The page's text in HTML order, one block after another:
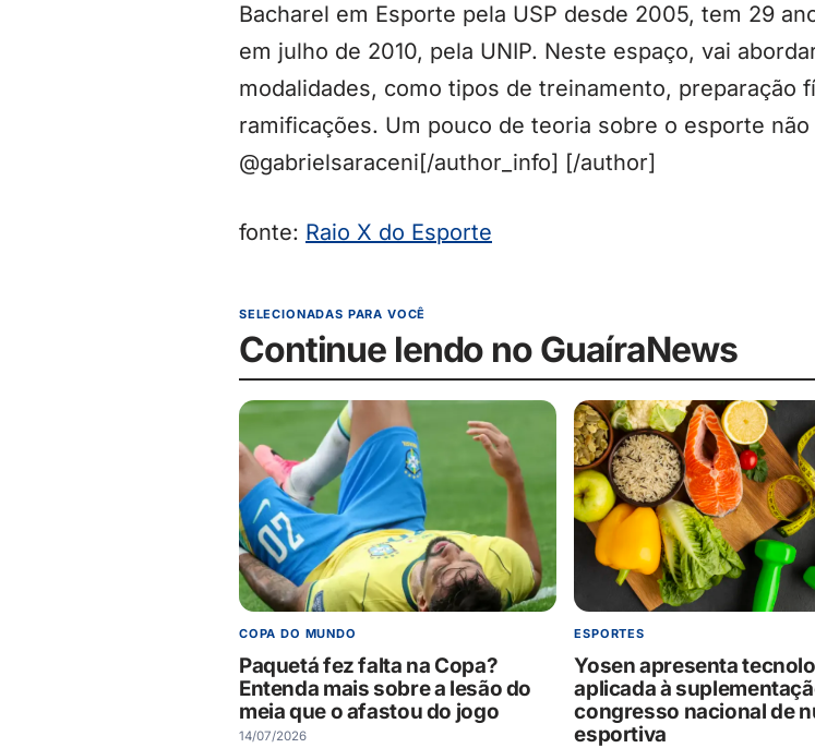
Bacharel em Esporte pela USP desde 2005, tem 29
em julho de 2010, pela UNIP. Neste espaço, vai
modalidades, como tipos de treinamento, preparação
ramificações. Um pouco de teoria sobre o esporte
@gabrielsaraceni[/author_info] [/author]
fonte: Raio X do Esporte
SELECIONADAS PARA VOCÊ
Continue lendo no GuaíraNews
COPA DO MUNDO
Paquetá fez falta na Copa?
Entenda mais sobre a lesão do
meia que o afastou do jogo
14/07/2026
ESPORTES
Yosen apresenta
aplicada à
congresso nacional de
esportiva